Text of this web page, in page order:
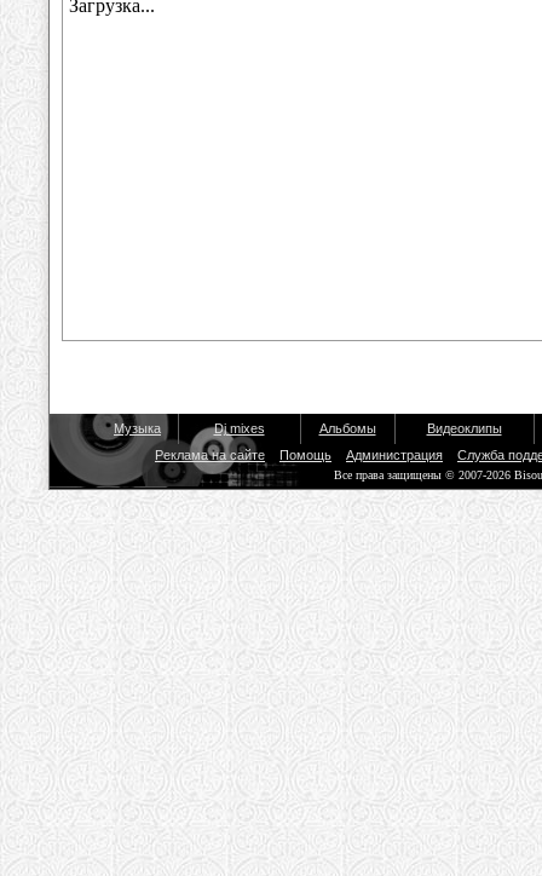
Музыка Dj mixes Альбомы
Видеоклипы
Реклама на сайте
Помощь Администрация Служба
Все права защищены © 2007-2026